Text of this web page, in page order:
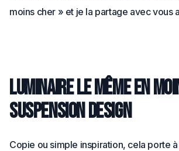
moins cher » et je la partage avec vous
Luminaire le même en
suspension design
Copie ou simple inspiration, cela porte